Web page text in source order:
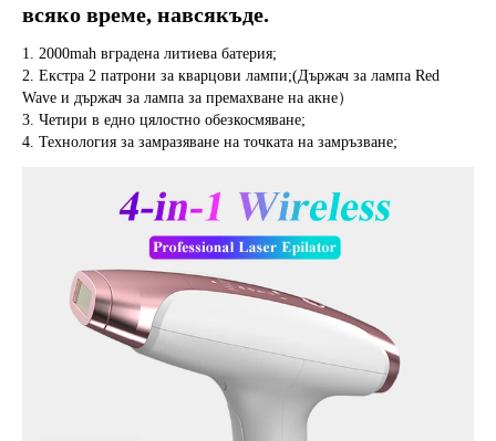
всяко време, навсякъде.
1. 2000mah вградена литиева батерия;
2. Екстра 2 патрони за кварцови лампи;(Държач за лампа Red
Wave и държач за лампа за премахване на акне）
3. Четири в едно цялостно обезкосмяване;
4. Технология за замразяване на точката на замръзване;